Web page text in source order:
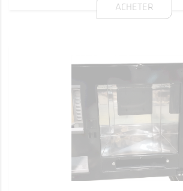
ACHETER